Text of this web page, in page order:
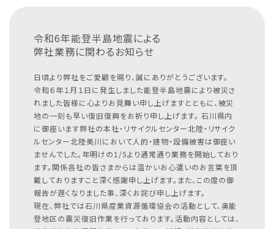
令和6年能登半島地震による
弊社業務に関わるお知らせ
日頃より弊社をご愛顧を賜り、誠にありがとうございます。
令和６年１月１日に発生しました能登半島地震により被災さ
れました皆様に心よりお見舞い申し上げますとともに、被災
地の一刻も早い復旧復興をお祈り申し上げます。 石川県内
に御座います弊社の本社・リサイクルセンター北陸・リサイク
ルセンター北陸美川において人的・建物・設備被害は御座い
ませんでした。年明けの1/5より通常通り業務を開始しており
ます。関係各社の皆さまからは温かいお心遣いのお言葉を頂
戴しておりますこと深く感謝申し上げます。また、この度の御
報告が遅くなりました事、深くお詫び申し上げます。
現在、弊社では石川県産業資源循環協会の活動として、奥能
登地区の震災復旧作業を行っております。活動内容としては、